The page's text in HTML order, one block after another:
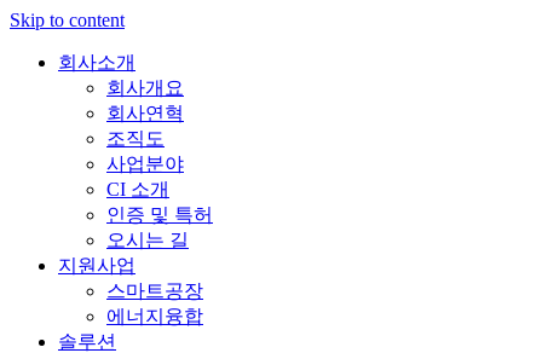
Skip to content
회사소개
회사개요
회사연혁
조직도
사업분야
CI 소개
인증 및 특허
오시는 길
지원사업
스마트공장
에너지융합
솔루션